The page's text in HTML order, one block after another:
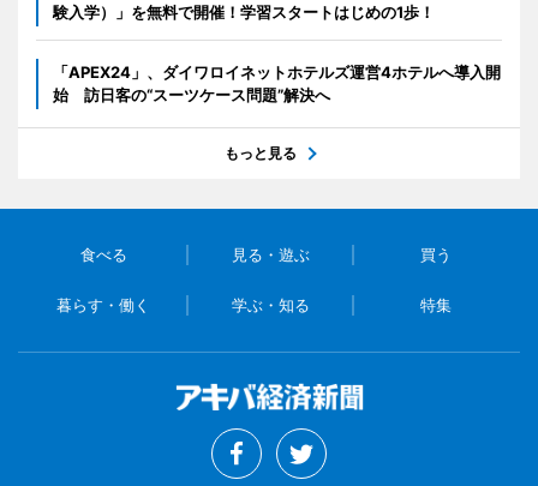
験入学）」を無料で開催！学習スタートはじめの1歩！
「APEX24」、ダイワロイネットホテルズ運営4ホテルへ導入開
始 訪日客の“スーツケース問題”解決へ
もっと見る
食べる 見る・遊ぶ 買う
暮らす・働く 学ぶ・知る 特集